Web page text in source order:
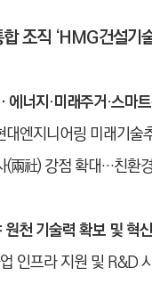
조직 ‘HMG건설기
너지·미래주거·스마
엔지니어링 미래기술
(兩社) 강점 확대…친환
천 기술력 확보 및 혁
인프라 지원 및 R&D